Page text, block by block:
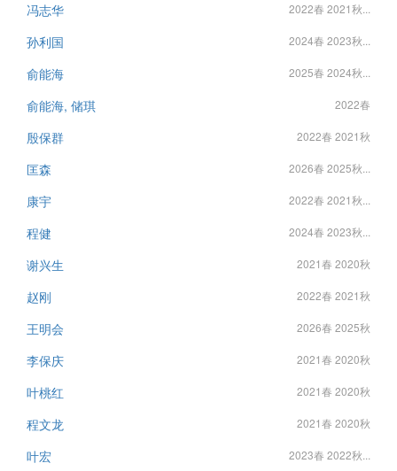
冯志华 2022春 2021秋...
孙利国 2024春 2023秋...
俞能海 2025春 2024秋...
俞能海, 储琪 2022春
殷保群 2022春 2021秋
匡森 2026春 2025秋...
康宇 2022春 2021秋...
程健 2024春 2023秋...
谢兴生 2021春 2020秋
赵刚 2022春 2021秋
王明会 2026春 2025秋
李保庆 2021春 2020秋
叶桃红 2021春 2020秋
程文龙 2021春 2020秋
叶宏 2023春 2022秋...